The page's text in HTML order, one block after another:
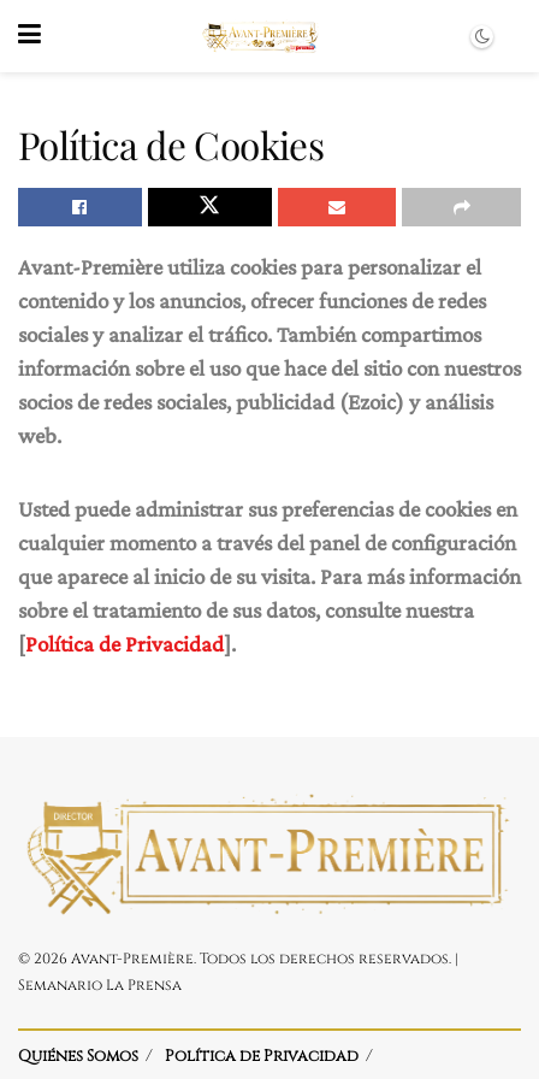
Política de Cookies
Avant-Première utiliza cookies para personalizar el
contenido y los anuncios, ofrecer funciones de redes
sociales y analizar el tráfico. También compartimos
información sobre el uso que hace del sitio con nuestros
socios de redes sociales, publicidad (Ezoic) y análisis
web.
Usted puede administrar sus preferencias de cookies en
cualquier momento a través del panel de configuración
que aparece al inicio de su visita. Para más información
sobre el tratamiento de sus datos, consulte nuestra
[Política de Privacidad].
© 2026 Avant-Première. Todos los derechos reservados. |
Semanario La Prensa
Quiénes Somos Política de Privacidad